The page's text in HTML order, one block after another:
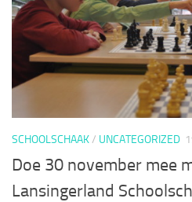
SCHOOLSCHAAK/ UNCATEGORIZED
Doe 30 november mee
Lansingerland